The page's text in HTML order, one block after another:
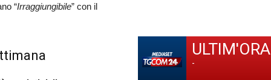
“Irraggiungibile” con il
ULTIM'ORA
-